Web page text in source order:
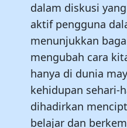
dalam diskusi
aktif pengguna
menunjukkan
mengubah cara
hanya di dunia
kehidupan sehari-
dihadirkan
belajar dan